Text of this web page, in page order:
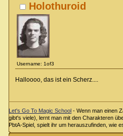
Holothuroid
Username: 1of3
Halloooo, das ist ein Scherz....
Let's Go To Magic School - Wenn man einen
gibt's viele), lernt man mit den Charakteren
PbtA-Spiel, spielt ihr um herauszufinden, wie